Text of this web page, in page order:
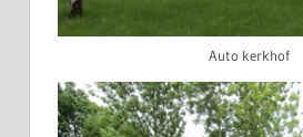
Auto kerkhof